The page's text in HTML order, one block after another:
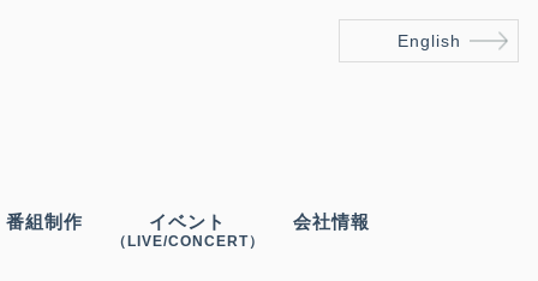
番組制作 イベント
（LIVE/CONCERT）
会社情報
English